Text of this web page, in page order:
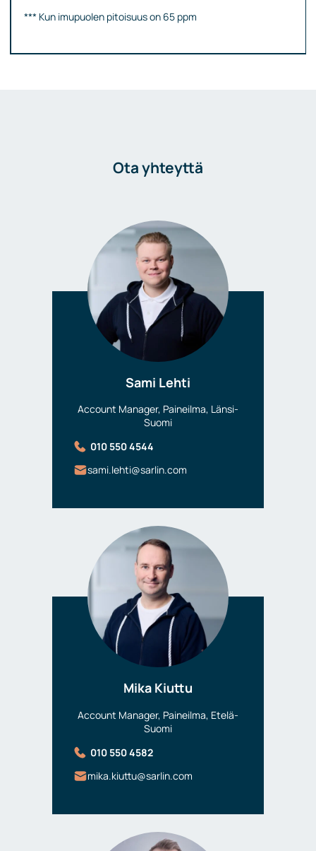
*** Kun imupuolen pitoisuus on 65 ppm
Ota yhteyttä
Sami Lehti
Account Manager, Paineilma, Länsi-
Suomi
010 550 4544
sami.lehti@sarlin.com
Mika Kiuttu
Account Manager, Paineilma, Etelä-
Suomi
010 550 4582
mika.kiuttu@sarlin.com